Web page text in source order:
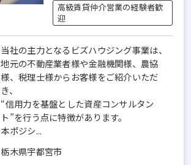
高級賃貸仲介営業の経験者歓
迎
当社の主力となるビズハウジング事業は、
地元の不動産業者様や金融機関様、農協
様、税理士様からお客様をご紹介いただ
き、
“信用力を基盤とした資産コンサルタン
ト”を行う点に特徴があります。
本ポジシ...
栃木県宇都宮市